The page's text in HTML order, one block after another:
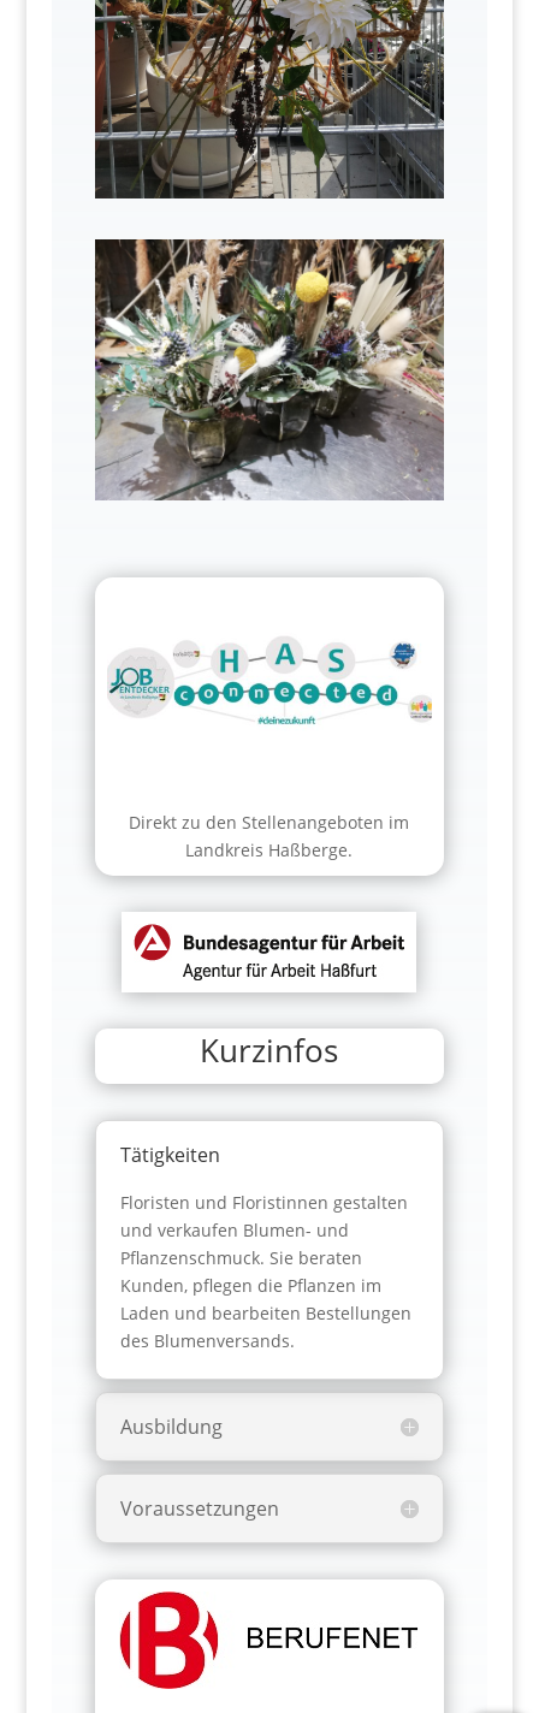
Direkt zu den Stellenangeboten im
Landkreis Haßberge.
Kurzinfos
Tätigkeiten
Floristen und Floristinnen gestalten
und verkaufen Blumen- und
Pflanzenschmuck. Sie beraten
Kunden, pflegen die Pflanzen im
Laden und bearbeiten Bestellungen
des Blumenversands.
Ausbildung
Voraussetzungen